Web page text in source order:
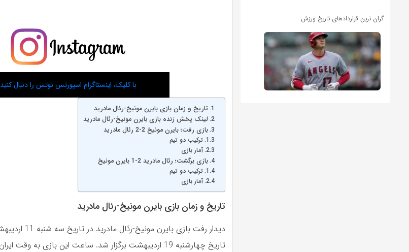
گران ترین قراردادهای تاریخ ورزش
با کلیک، اینستاگرام اسپورتس نوتس را دنبال کنید
تاریخ و زمان بازی بایرن مونیخ-رئال مادرید
لینک پخش زنده بازی بایرن مونیخ-رئال مادرید
بازی رفت؛ بایرن مونیخ 2-2 رئال مادرید
ترکیب دو تیم
آمار بازی
بازی برگشت؛ رئال مادرید 2-1 بایرن مونیخ
ترکیب دو تیم
آمار بازی
تاریخ و زمان بازی بایرن مونیخ-رئال مادرید
تاریخ چهارشنبه 19 اردیبهشت برگزار شد. ساعت این بازی به وقت ایران 22:30 است.